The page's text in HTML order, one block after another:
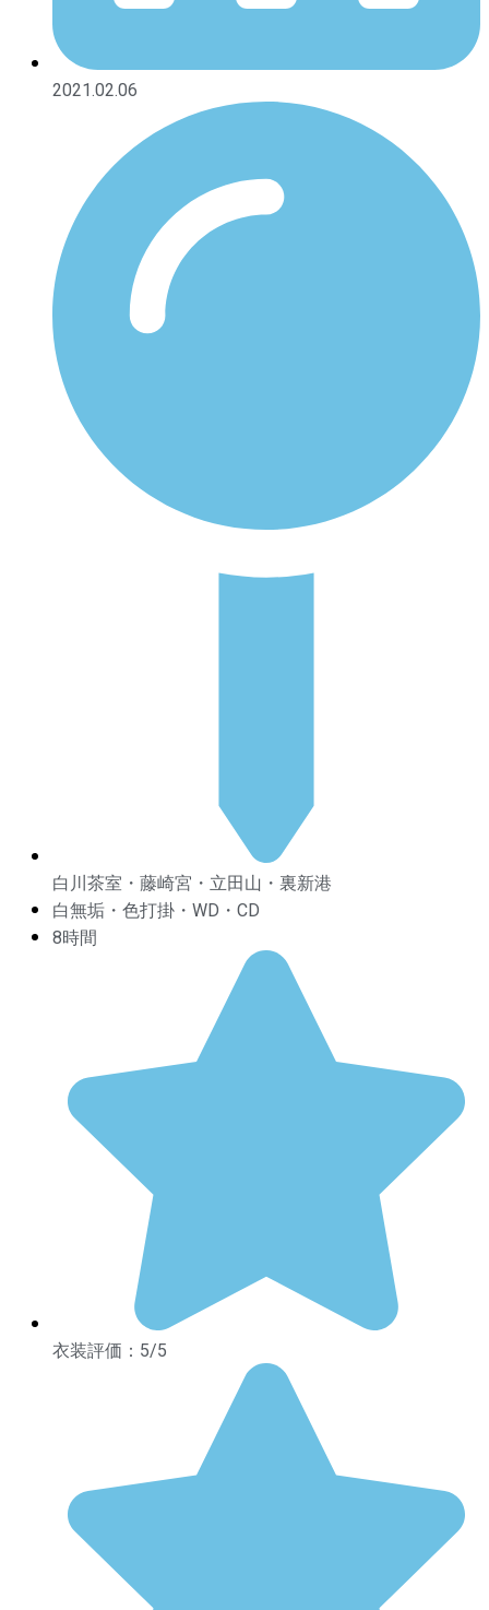
2021.02.06
白川茶室・藤崎宮・立田山・裏新港
白無垢・色打掛・WD・CD
8時間
衣装評価：5/5